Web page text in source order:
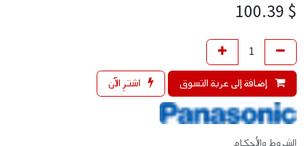
$
100.39
إضافة إلى عربة التسوق اشترِ الآن
الشروط والأحكام